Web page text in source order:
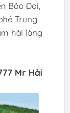
Bảo Đại,
Trung
hài lòng
Mr Hải